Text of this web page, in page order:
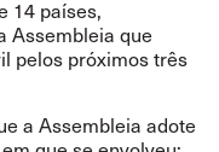
14 países,
Assembleia que
pelos próximos três
a Assembleia adote